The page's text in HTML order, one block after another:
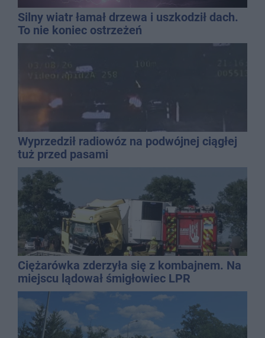
Silny wiatr łamał drzewa i uszkodził dach.
To nie koniec ostrzeżeń
Wyprzedził radiowóz na podwójnej ciągłej
tuż przed pasami
Ciężarówka zderzyła się z kombajnem. Na
miejscu lądował śmigłowiec LPR